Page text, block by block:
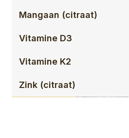
Mangaan (citraat)
Vitamine D3
Vitamine K2
Zink (citraat)